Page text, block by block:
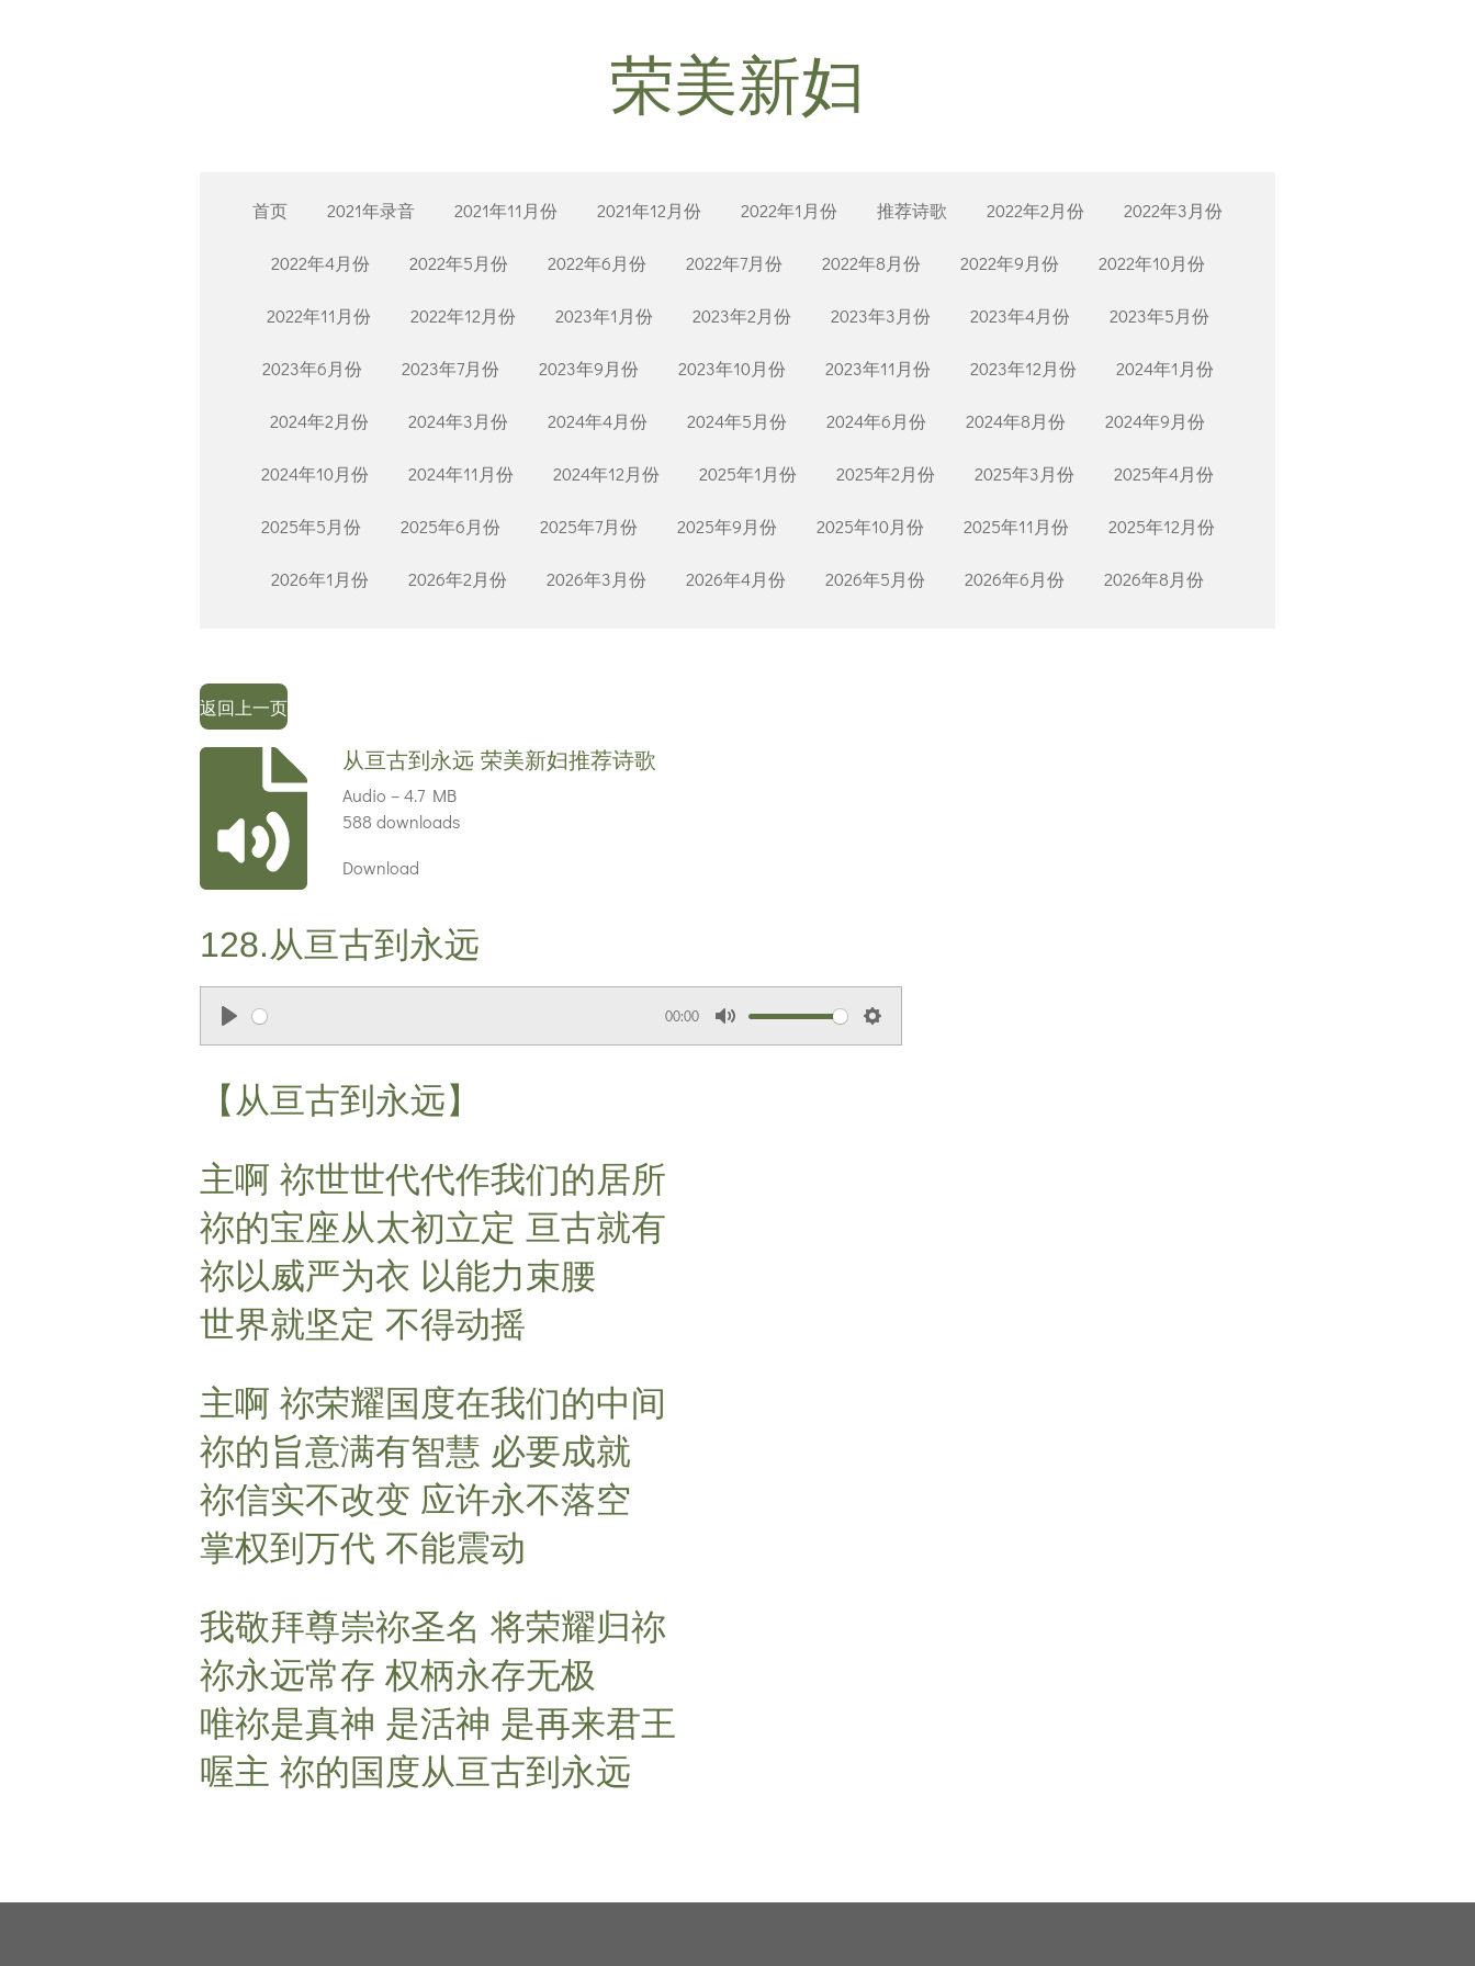
荣美新妇
首页 2021年录音 2021年11月份 2021年12月份 2022年1月份 推荐诗歌 2022年2月份 2022年3月份
2022年4月份 2022年5月份 2022年6月份 2022年7月份 2022年8月份 2022年9月份 2022年10月份
2022年11月份 2022年12月份 2023年1月份 2023年2月份 2023年3月份 2023年4月份 2023年5月份
2023年6月份 2023年7月份 2023年9月份 2023年10月份 2023年11月份 2023年12月份 2024年1月份
2024年2月份 2024年3月份 2024年4月份 2024年5月份 2024年6月份 2024年8月份 2024年9月份
2024年10月份 2024年11月份 2024年12月份 2025年1月份 2025年2月份 2025年3月份 2025年4月份
2025年5月份 2025年6月份 2025年7月份 2025年9月份 2025年10月份 2025年11月份 2025年12月份
2026年1月份 2026年2月份 2026年3月份 2026年4月份 2026年5月份 2026年6月份 2026年8月份
返回上一页
从亘古到永远 荣美新妇推荐诗歌
Audio – 4.7 MB
588 downloads
Download
128.从亘古到永远
P
00:00
M
S
【从亘古到永远】
主啊 祢世世代代作我们的居所
祢的宝座从太初立定 亘古就有
祢以威严为衣 以能力束腰
世界就坚定 不得动摇
主啊 祢荣耀国度在我们的中间
祢的旨意满有智慧 必要成就
祢信实不改变 应许永不落空
掌权到万代 不能震动
我敬拜尊崇祢圣名 将荣耀归祢
祢永远常存 权柄永存无极
唯祢是真神 是活神 是再来君王
喔主 祢的国度从亘古到永远